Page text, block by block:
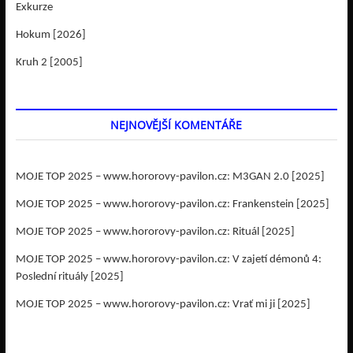
Exkurze
Hokum [2026]
Kruh 2 [2005]
NEJNOVĚJŠÍ KOMENTÁŘE
MOJE TOP 2025 – www.hororovy-pavilon.cz: M3GAN 2.0 [2025]
MOJE TOP 2025 – www.hororovy-pavilon.cz: Frankenstein [2025]
MOJE TOP 2025 – www.hororovy-pavilon.cz: Rituál [2025]
MOJE TOP 2025 – www.hororovy-pavilon.cz: V zajetí démonů 4:
Poslední rituály [2025]
MOJE TOP 2025 – www.hororovy-pavilon.cz: Vrať mi ji [2025]